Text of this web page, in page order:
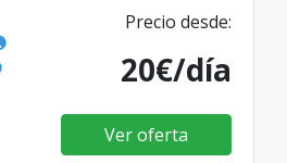
Precio desde:
20€/día
Ver oferta